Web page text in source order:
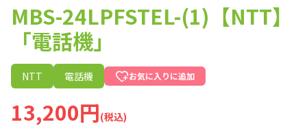
MBS-24LPFSTEL-(1)【NTT】
「電話機」
NTT 電話機 お気に入りに追加
13,200円(税込)